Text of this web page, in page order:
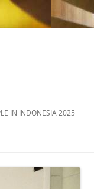
IN INDONESIA 2025